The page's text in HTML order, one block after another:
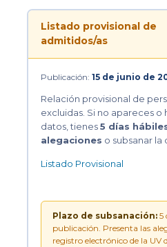
Listado provisional de
admitidos/as
Publicación: 15 de junio de
Relación provisional de
excluidas. Si no apareces o
datos, tienes5 días
alegaciones o subsanar
Listado Provisional
Plazo de subsanación:5
publicación. Presenta las
registro electrónico de la UV